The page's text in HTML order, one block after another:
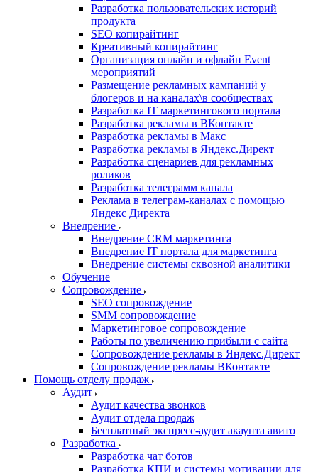
Разработка пользовательских историй
продукта
SEO копирайтинг
Креативный копирайтинг
Организация онлайн и офлайн Event
мероприятий
Размещение рекламных кампаний у
блогеров и на каналах\в сообществах
Разработка IT маркетингового портала
Разработка рекламы в ВКонтакте
Разработка рекламы в Макс
Разработка рекламы в Яндекс.Директ
Разработка сценариев для рекламных
роликов
Разработка телеграмм канала
Реклама в телеграм-каналах с помощью
Яндекс Директа
Внедрение
Внедрение CRM маркетинга
Внедрение IT портала для маркетинга
Внедрение системы сквозной аналитики
Обучение
Сопровождение
SEO сопровождение
SMM сопровождение
Маркетинговое сопровождение
Работы по увеличению прибыли с сайта
Сопровождение рекламы в Яндекс.Директ
Сопровождение рекламы ВКонтакте
Помощь отделу продаж
Аудит
Аудит качества звонков
Аудит отдела продаж
Бесплатный экспресс-аудит акаунта авито
Разработка
Разработка чат ботов
Разработка КПИ и системы мотивации для